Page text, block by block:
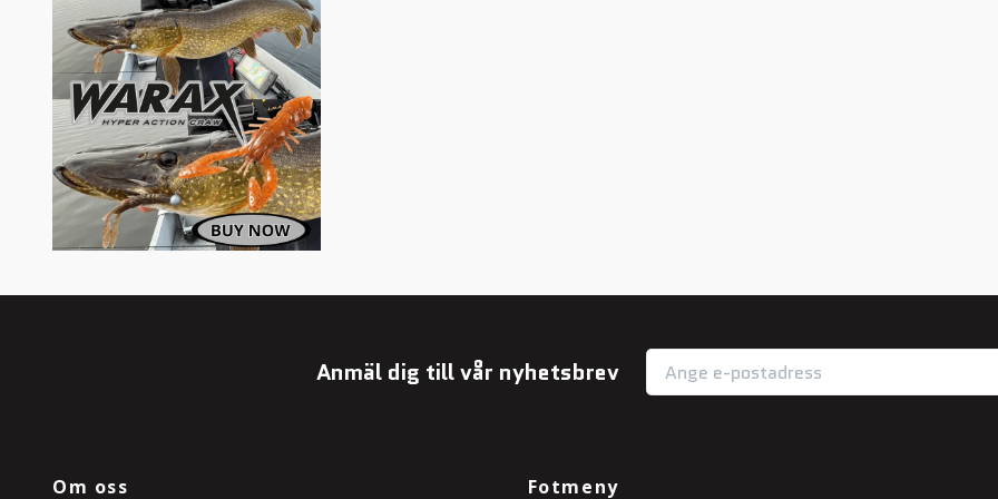
Anmäl dig till vår nyhetsbrev
Om oss Fotmeny